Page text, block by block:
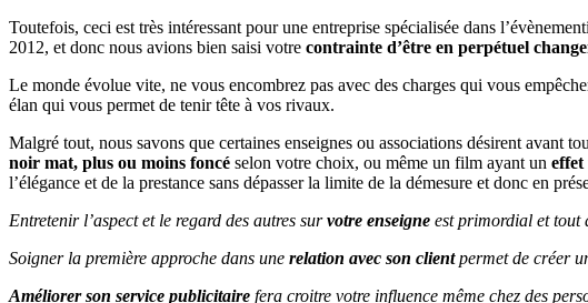
Toutefois, ceci est très intéressant pour une entreprise spécialisée dans
2012, et donc nous avions bien saisi votre contrainte d’être en perpétuel
Le monde évolue vite, ne vous encombrez pas avec des charges qui vous
élan qui vous permet de tenir tête à vos rivaux.
Malgré tout, nous savons que certaines enseignes ou associations désirent avant
noir mat, plus ou moins foncé selon votre choix, ou même un film ayant un effet
l’élégance et de la prestance sans dépasser la limite de la démesure et donc en
Entretenir l’aspect et le regard des autres survotre enseigne est primordial et tout
Soigner la première approche dans une relation avec son clientpermet de créer
Améliorer son service publicitaire fera croitre votre influence même chez des